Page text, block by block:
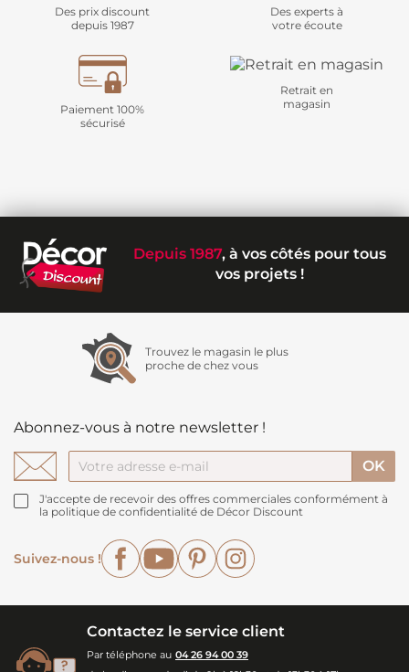
Des prix discount
depuis 1987
Des experts à
votre écoute
Paiement 100%
sécurisé
Retrait en
magasin
Depuis 1987, à vos côtés pour tous
vos projets !
Trouvez le magasin le plus
proche de chez vous
Abonnez-vous à notre newsletter !
J'accepte de recevoir des offres commerciales conformément à
la politique de confidentialité de Décor Discount
Suivez-nous !
FacebookYouTubePinterest
Contactez le service client
Par téléphone au 04 26 94 00 39